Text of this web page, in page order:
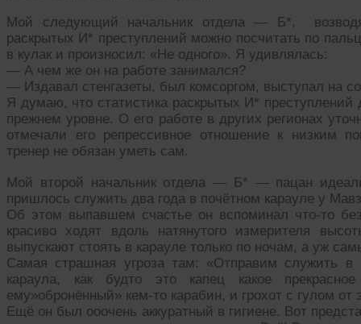
Мой следующий начальник отдела — Б*, возводя
раскрытых И* преступлений можно посчитать по
в кулак и произносил: «Не одного». Я удивлялась:
— А чем же он на работе занимался?
— Издавал стенгазеты, был комсоргом, выступал на
Я думаю, что статистика раскрытых И* преступлений
прежнем уровне. О его работе в других регионах
отмечали его репрессивное отношение к низким
тренер не обязан уметь сам.
Мой второй начальник отдела — Б* — пацан
пришлось служить два года в почётном карауле у
Об этом выпавшем счастье он вспоминал что-то
красиво ходят вдоль натянутого измерителя
выпускают стоять в карауле только по ночам, а уж
Самая страшная угроза там: «Отправим служить в
караула, как будто это капец какое
ему»обронённый» кем-то карабин, и грохот с гулом
Ещё он был ооочень аккуратный в гигиене. Вот